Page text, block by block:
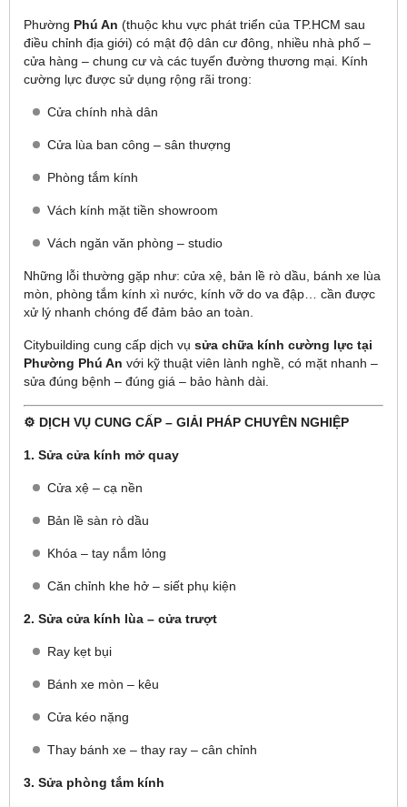
Phường Phú An (thuộc khu vực phát triển của TP.HCM sau
điều chỉnh địa giới) có mật độ dân cư đông, nhiều nhà phố –
cửa hàng – chung cư và các tuyến đường thương mại. Kính
cường lực được sử dụng rộng rãi trong:
Cửa chính nhà dân
Cửa lùa ban công – sân thượng
Phòng tắm kính
Vách kính mặt tiền showroom
Vách ngăn văn phòng – studio
Những lỗi thường gặp như: cửa xệ, bản lề rò dầu, bánh xe lùa
mòn, phòng tắm kính xì nước, kính vỡ do va đập… cần được
xử lý nhanh chóng để đảm bảo an toàn.
Citybuilding cung cấp dịch vụ sửa chữa kính cường lực tại
Phường Phú An với kỹ thuật viên lành nghề, có mặt nhanh –
sửa đúng bệnh – đúng giá – bảo hành dài.
⚙️ DỊCH VỤ CUNG CẤP – GIẢI PHÁP CHUYÊN NGHIỆP
1. Sửa cửa kính mở quay
Cửa xệ – cạ nền
Bản lề sàn rò dầu
Khóa – tay nắm lỏng
Căn chỉnh khe hở – siết phụ kiện
2. Sửa cửa kính lùa – cửa trượt
Ray kẹt bụi
Bánh xe mòn – kêu
Cửa kéo nặng
Thay bánh xe – thay ray – cân chỉnh
3. Sửa phòng tắm kính